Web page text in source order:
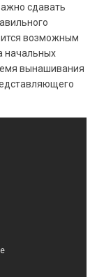
сдавать
возможным
начальных
вынашивания